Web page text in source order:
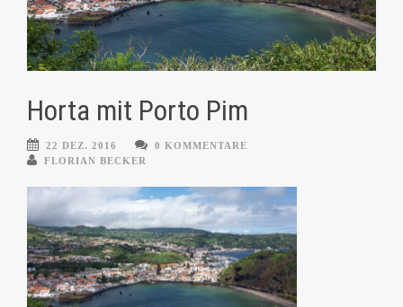
Horta mit Porto Pim
22 DEZ. 2016
0 KOMMENTARE
FLORIAN BECKER